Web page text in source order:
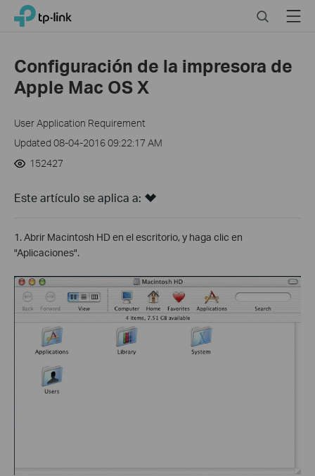
Click
navigation
TP-Link, Reliably Smart SearchMenu
Configuración de la impresora de
Apple Mac OS X
User Application Requirement
Updated 08-04-2016 09:22:17 AM
152427
Este artículo se aplica a:
1. Abrir Macintosh HD en el escritorio, y haga clic en
"Aplicaciones".